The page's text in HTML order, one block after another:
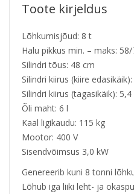
Toote kirjeldus
Lõhkumisjõud: 8 t
Halu pikkus min. – maks:
Silindri tõus: 48 cm
Silindri kiirus (kiire
Silindri kiirus (tagasikäik):
Õli maht: 6 l
Kaal ligikaudu: 115 kg
Mootor: 400 V
Sisendvõimsus 3,0 kW
Genereerib kuni 8 tonni
Lõhub iga liiki leht- ja